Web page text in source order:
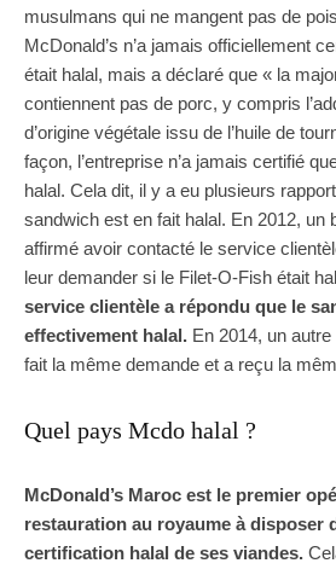
musulmans qui ne mangent pas de
McDonald’s n’a jamais officiellement
était halal, mais a déclaré que « la
contiennent pas de porc, y compris
d’origine végétale issu de l’huile de
façon, l’entreprise n’a jamais certifié
halal. Cela dit, il y a eu plusieurs
sandwich est en fait halal. En 2012, un
affirmé avoir contacté le service
leur demander si le Filet-O-Fish était
service clientèle a répondu que le
effectivement halal. En 2014, un
fait la même demande et a reçu la
Quel pays Mcdo halal ?
McDonald’s Maroc est le premier
restauration au royaume à disposer
certification halal de ses viandes.